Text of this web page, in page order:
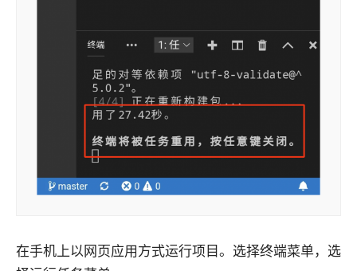
在手机上以网页应用方式运行项目。选择终端菜单，选